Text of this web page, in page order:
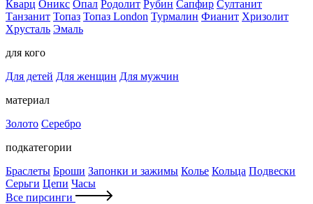
Кварц Оникс Опал Родолит Рубин Сапфир Султанит
Танзанит Топаз Топаз London Турмалин Фианит Хризолит
Хрусталь Эмаль
для кого
Для детей Для женщин Для мужчин
материал
Золото Серебро
подкатегории
Браслеты Броши Запонки и зажимы Колье Кольца Подвески
Серьги Цепи Часы
Все пирсинги